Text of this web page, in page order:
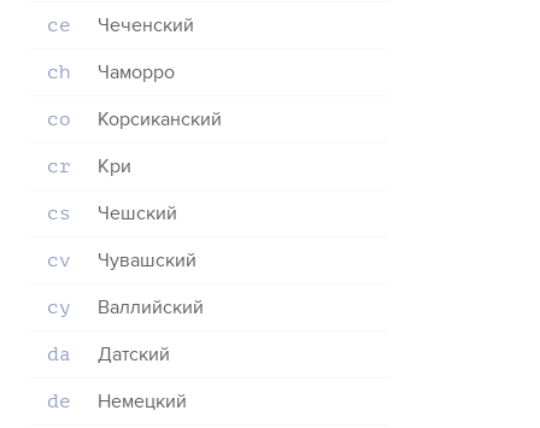
ce Чеченский
ch Чаморро
co Корсиканский
cr Кри
cs Чешский
cv Чувашский
cy Валлийский
da Датский
de Немецкий